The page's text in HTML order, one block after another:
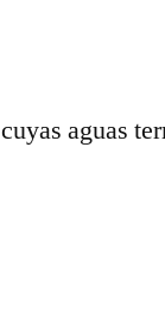
aguas